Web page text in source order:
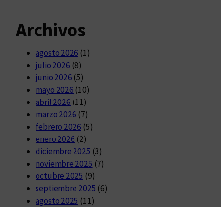
Archivos
agosto 2026 (1)
julio 2026 (8)
junio 2026 (5)
mayo 2026 (10)
abril 2026 (11)
marzo 2026 (7)
febrero 2026 (5)
enero 2026 (2)
diciembre 2025 (3)
noviembre 2025 (7)
octubre 2025 (9)
septiembre 2025 (6)
agosto 2025 (11)